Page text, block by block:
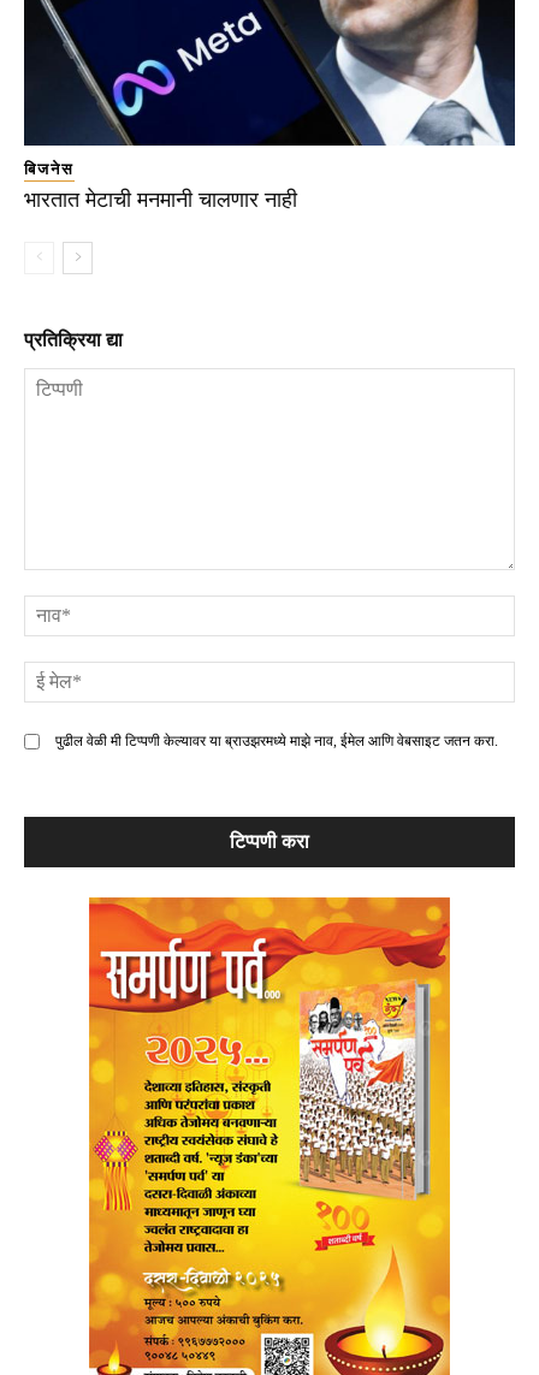
बिजनेस
भारतात मेटाची मनमानी चालणार नाही
प्रतिक्रिया द्या
पुढील वेळी मी टिप्पणी केल्यावर या ब्राउझरमध्ये माझे नाव, ईमेल आणि वेबसाइट जतन करा.